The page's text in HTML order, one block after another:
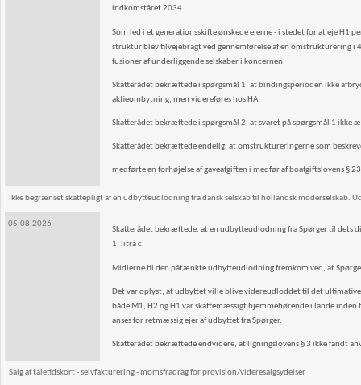
indkomståret 2034.
Som led i et generationsskifte ønskede ejerne - i stedet for at eje H1
struktur blev tilvejebragt ved gennemførelse af en omstrukturering
fusioner af underliggende selskaber i koncernen.
Skatterådet bekræftede i spørgsmål 1, at bindingsperioden ikke
aktieombytning, men videreføres hos HA.
Skatterådet bekræftede i spørgsmål 2, at svaret på spørgsmål 1 ikke
Skatterådet bekræftede endelig, at omstruktureringerne som
medførte en forhøjelse af gaveafgiften i medfør af boafgiftslovens §
Ikke begrænset skattepligt af en udbytteudlodning fra dansk selskab til hollandsk moderselskab.
05-08-2026
Skatterådet bekræftede, at en udbytteudlodning fra Spørger til dets
1, litra c.
Midlerne til den påtænkte udbytteudlodning fremkom ved, at
Det var oplyst, at udbyttet ville blive videreudloddet til det
både M1, H2 og H1 var skattemæssigt hjemmehørende i lande
anses for retmæssig ejer af udbyttet fra Spørger.
Skatterådet bekræftede endvidere, at ligningslovens § 3 ikke fandt
Salg af taletidskort - selvfakturering - momsfradrag for provision/videresalgsydelser